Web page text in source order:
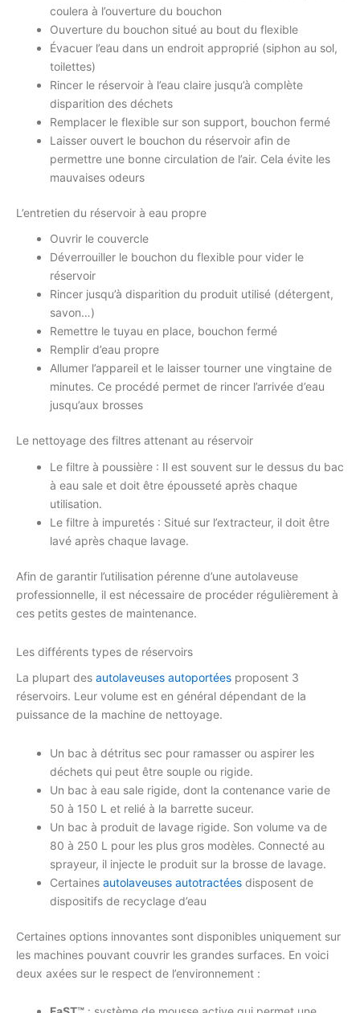
coulera à l’ouverture du bouchon
Ouverture du bouchon situé au bout du flexible
Évacuer l’eau dans un endroit approprié (siphon au sol,
toilettes)
Rincer le réservoir à l’eau claire jusqu’à complète
disparition des déchets
Remplacer le flexible sur son support, bouchon fermé
Laisser ouvert le bouchon du réservoir afin de
permettre une bonne circulation de l’air. Cela évite les
mauvaises odeurs
L’entretien du réservoir à eau propre
Ouvrir le couvercle
Déverrouiller le bouchon du flexible pour vider le
réservoir
Rincer jusqu’à disparition du produit utilisé (détergent,
savon…)
Remettre le tuyau en place, bouchon fermé
Remplir d’eau propre
Allumer l’appareil et le laisser tourner une vingtaine de
minutes. Ce procédé permet de rincer l’arrivée d’eau
jusqu’aux brosses
Le nettoyage des filtres attenant au réservoir
Le filtre à poussière : Il est souvent sur le dessus du bac
à eau sale et doit être épousseté après chaque
utilisation.
Le filtre à impuretés : Situé sur l’extracteur, il doit être
lavé après chaque lavage.
Afin de garantir l’utilisation pérenne d’une autolaveuse
professionnelle, il est nécessaire de procéder régulièrement à
ces petits gestes de maintenance.
Les différents types de réservoirs
La plupart des autolaveuses autoportées proposent 3
réservoirs. Leur volume est en général dépendant de la
puissance de la machine de nettoyage.
Un bac à détritus sec pour ramasser ou aspirer les
déchets qui peut être souple ou rigide.
Un bac à eau sale rigide, dont la contenance varie de
50 à 150 L et relié à la barrette suceur.
Un bac à produit de lavage rigide. Son volume va de
80 à 250 L pour les plus gros modèles. Connecté au
sprayeur, il injecte le produit sur la brosse de lavage.
Certaines autolaveuses autotractées disposent de
dispositifs de recyclage d’eau
Certaines options innovantes sont disponibles uniquement sur
les machines pouvant couvrir les grandes surfaces. En voici
deux axées sur le respect de l’environnement :